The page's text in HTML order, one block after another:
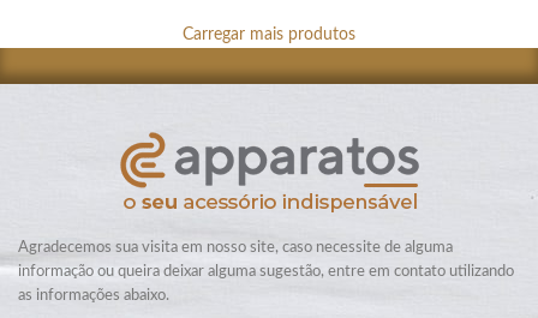
Carregar mais produtos
Agradecemos sua visita em nosso site, caso necessite de alguma
informação ou queira deixar alguma sugestão, entre em contato utilizando
as informações abaixo.